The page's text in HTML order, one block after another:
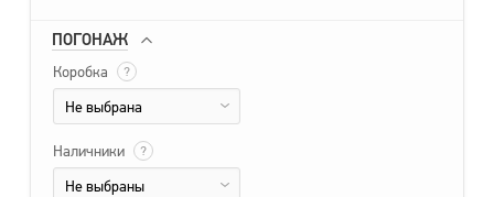
ПОГОНАЖ
Коробка ?
Не выбрана
Наличники ?
Не выбраны